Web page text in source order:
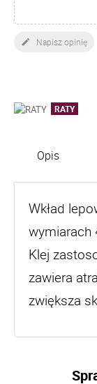
 Napisz opinię
RATY
Opis
Wkład
wymiarach
Klej
zawiera
zwiększa